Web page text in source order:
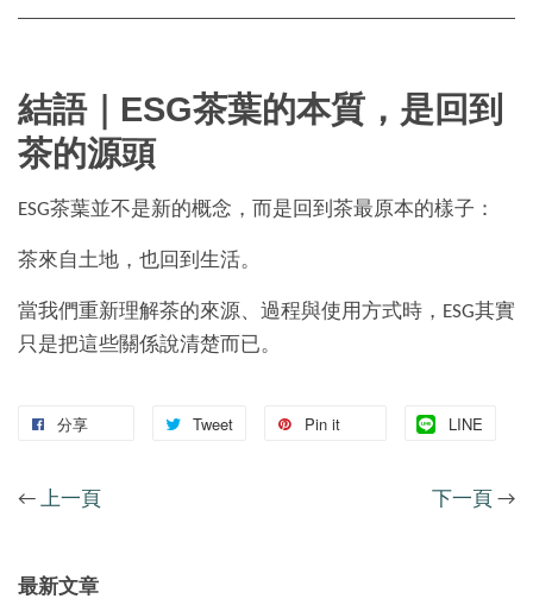
結語｜ESG茶葉的本質，是回到
茶的源頭
ESG茶葉並不是新的概念，而是回到茶最原本的樣子：
茶來自土地，也回到生活。
當我們重新理解茶的來源、過程與使用方式時，ESG其實
只是把這些關係說清楚而已。
分享 Tweet Pin it LINE
← 上一頁 下一頁 →
最新文章